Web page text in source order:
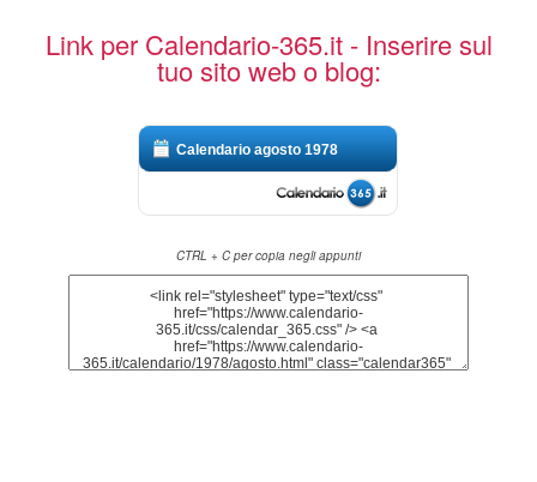
Link per Calendario-365.it - Inserire sul
tuo sito web o blog:
Calendario agosto 1978
CTRL + C per copia negli appunti